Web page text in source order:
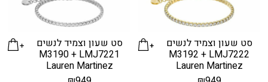
סט שעון וצמיד לנשים
M3192 + LMJ7222
Lauren Martinez
סט שעון וצמיד לנשים
M3190 + LMJ7221
Lauren Martinez